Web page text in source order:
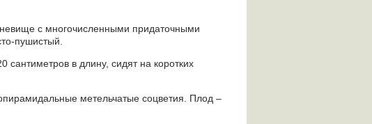
с многочисленными придаточными
пушистый.
в длину, сидят на коротких
метельчатые соцветия. Плод –